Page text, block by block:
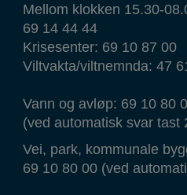
Mellom klokken 15.30-
69 14 44 44
Krisesenter: 69 10 87 00
Viltvakta/viltnemnda: 47
Vann og avløp: 69 10 80
(ved automatisk svar tast
Vei, park, kommunale
69 10 80 00 (ved